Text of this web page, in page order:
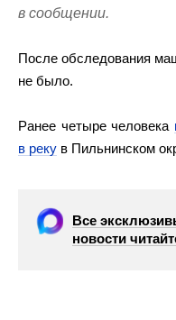
в сообщении.
После обследования
не было.
Ранее четыре человека
в реку в Пильнинском
Все
новости